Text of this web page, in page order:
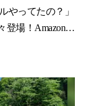
やってたの？」
登場！Amazonの